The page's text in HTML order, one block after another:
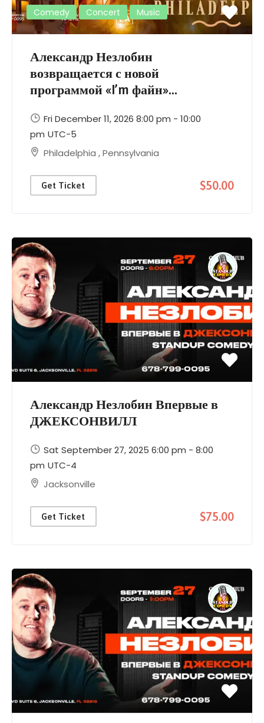
Comedy Concert Music
Александр Незлобин
возвращается с новой
программой «I’m файн»...
Fri December 11, 2026 8:00 pm - 10:00
pm UTC-5
Philadelphia ,Pennsylvania
Get Ticket $50.00
Александр Незлобин Впервые в
ДЖЕКСОНВИЛЛ
Sat September 27, 2025 6:00 pm - 8:00
pm UTC-4
Jacksonville
Get Ticket $75.00